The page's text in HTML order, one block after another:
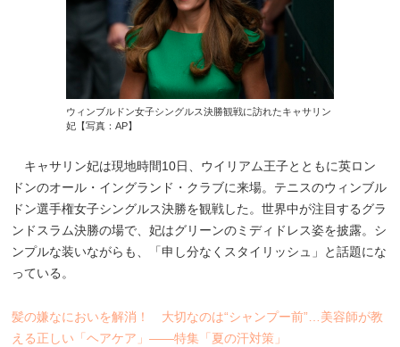
ウィンブルドン女子シングルス決勝観戦に訪れたキャサリン
妃【写真：AP】
キャサリン妃は現地時間10日、ウイリアム王子とともに英ロン
ドンのオール・イングランド・クラブに来場。テニスのウィンブル
ドン選手権女子シングルス決勝を観戦した。世界中が注目するグラ
ンドスラム決勝の場で、妃はグリーンのミディドレス姿を披露。シ
ンプルな装いながらも、「申し分なくスタイリッシュ」と話題にな
っている。
髪の嫌なにおいを解消！ 大切なのは“シャンプー前”…美容師が教
える正しい「ヘアケア」――特集「夏の汗対策」